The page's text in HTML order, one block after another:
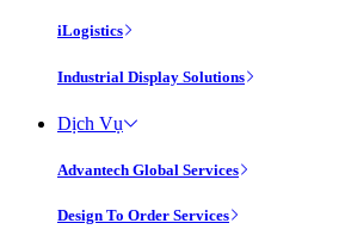
iLogistics
Industrial Display Solutions
Dịch Vụ
Advantech Global Services
Design To Order Services